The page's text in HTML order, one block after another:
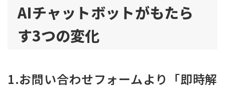
AIチャットボットがもたら
す3つの変化
1.お問い合わせフォームより「即時解